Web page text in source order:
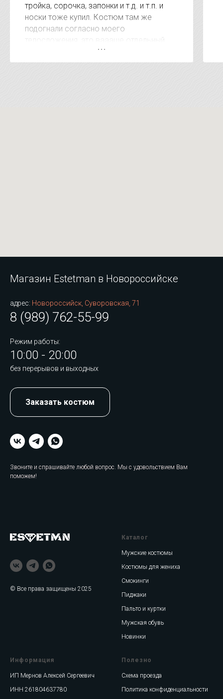
тройка, сорочка, запонки и т.д. и т.п. и
носки тоже купил. Костюм там же
подогнали согласно моего
телосложения, это ваааще отдельный
респект. А когда сказали сумму за
покупку был приятно удивлён, очень
удивлён. Видно, что клиентом дорожат. В
других местах за эти услуги на 15-20
тысяч дороже. Короче рекомендую !!!!!
Магазин Estetman в Новороссийске
адрес: Новороссийск, Суворовская, 71
8 (989) 762-55-99
Режим работы:
10:00 - 20:00
без перерывов и выходных
Заказать костюм
Звоните и спрашивайте любой вопрос. Мы с удовольствием Вам
поможем!
© Все права защищены 2025
Каталог
Мужские костюмы
Костюмы для жениха
Смокинги
Пиджаки
Пальто и куртки
Мужская обувь
Новинки
Информация
ИП Мернов Алексей Сергеевич
ИНН 261804637780
Полезно
Схема проезда
Политика конфиденциальности